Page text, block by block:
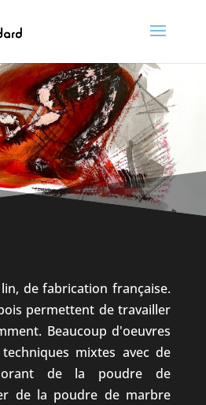
de fabrication française.
permettent de travailler
Beaucoup d'oeuvres
mixtes avec de
de la poudre de
de la poudre de marbre